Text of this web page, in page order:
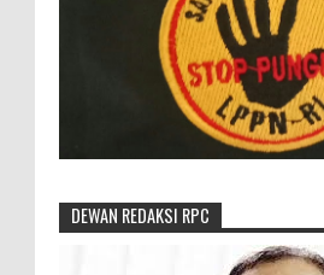
DEWAN REDAKSI RPC